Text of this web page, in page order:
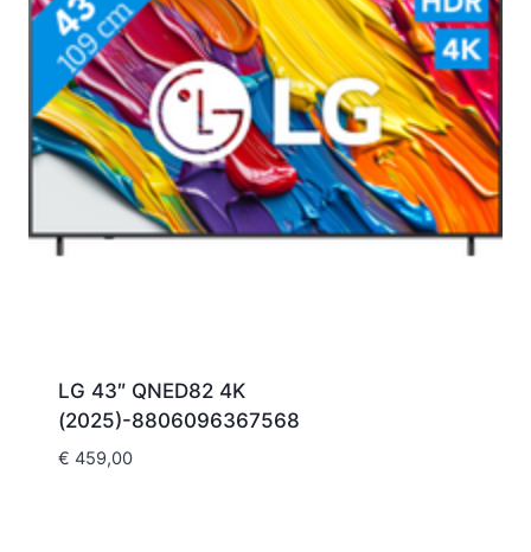
LG 43″ QNED82 4K
(2025)-8806096367568
€ 459,00